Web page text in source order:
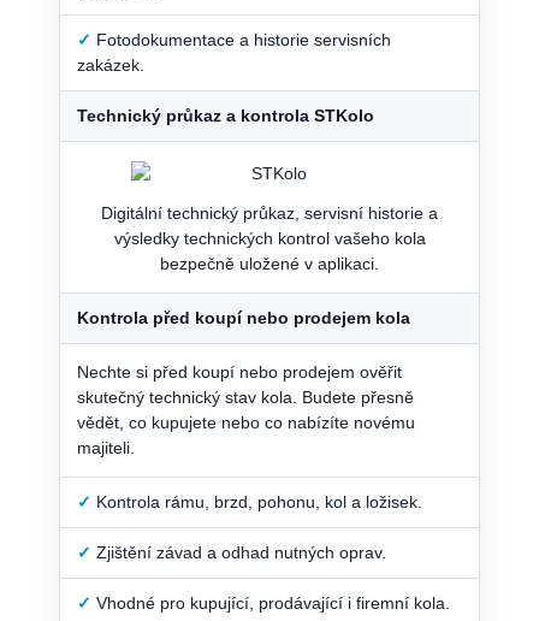
✓ Fotodokumentace a historie servisních
zakázek.
Technický průkaz a kontrola STKolo
Digitální technický průkaz, servisní historie a
výsledky technických kontrol vašeho kola
bezpečně uložené v aplikaci.
Kontrola před koupí nebo prodejem kola
Nechte si před koupí nebo prodejem ověřit
skutečný technický stav kola. Budete přesně
vědět, co kupujete nebo co nabízíte novému
majiteli.
✓ Kontrola rámu, brzd, pohonu, kol a ložisek.
✓ Zjištění závad a odhad nutných oprav.
✓ Vhodné pro kupující, prodávající i firemní kola.